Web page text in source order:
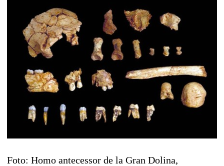
Foto: Homo antecessor de la Gran Dolina,